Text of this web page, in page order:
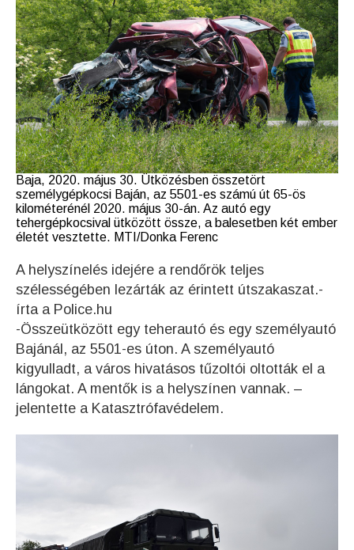
Baja, 2020. május 30. Ütközésben összetört
személygépkocsi Baján, az 5501-es számú út 65-ös
kilométerénél 2020. május 30-án. Az autó egy
tehergépkocsival ütközött össze, a balesetben két ember
életét vesztette. MTI/Donka Ferenc
A helyszínelés idejére a rendőrök teljes
szélességében lezárták az érintett útszakaszat.-
írta a Police.hu
-Összeütközött egy teherautó és egy személyautó
Bajánál, az 5501-es úton. A személyautó
kigyulladt, a város hivatásos tűzoltói oltották el a
lángokat. A mentők is a helyszínen vannak. –
jelentette a Katasztrófavédelem.